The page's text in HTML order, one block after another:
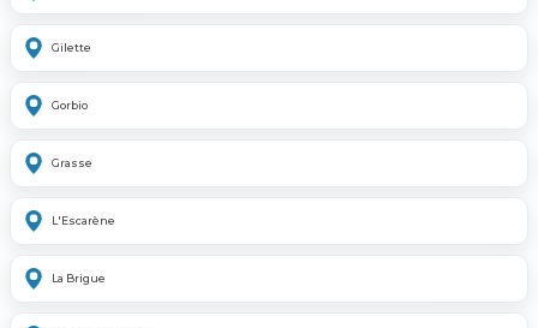
Gilette
Gorbio
Grasse
L'Escarène
La Brigue